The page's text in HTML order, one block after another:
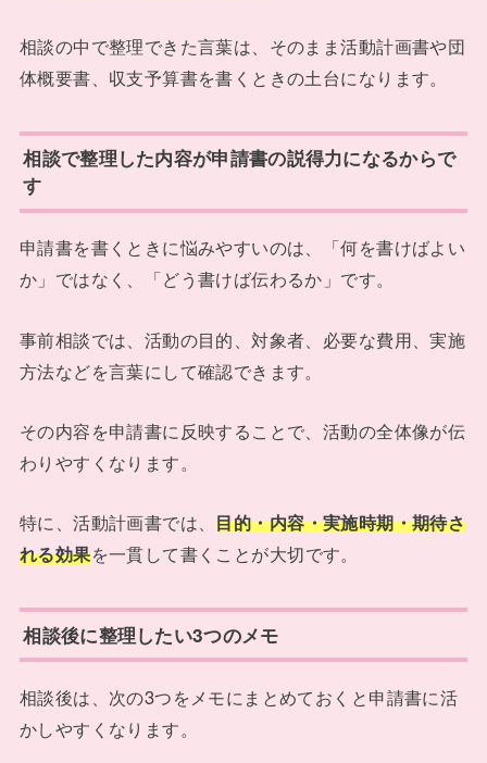
相談の中で整理できた言葉は、そのまま活動計画書や団
体概要書、収支予算書を書くときの土台になります。
相談で整理した内容が申請書の説得力になるからで
す
申請書を書くときに悩みやすいのは、「何を書けばよい
か」ではなく、「どう書けば伝わるか」です。
事前相談では、活動の目的、対象者、必要な費用、実施
方法などを言葉にして確認できます。
その内容を申請書に反映することで、活動の全体像が伝
わりやすくなります。
特に、活動計画書では、 目的・内容・実施時期・期待さ
れる効果を一貫して書くことが大切です。
相談後に整理したい3つのメモ
相談後は、次の3つをメモにまとめておくと申請書に活
かしやすくなります。